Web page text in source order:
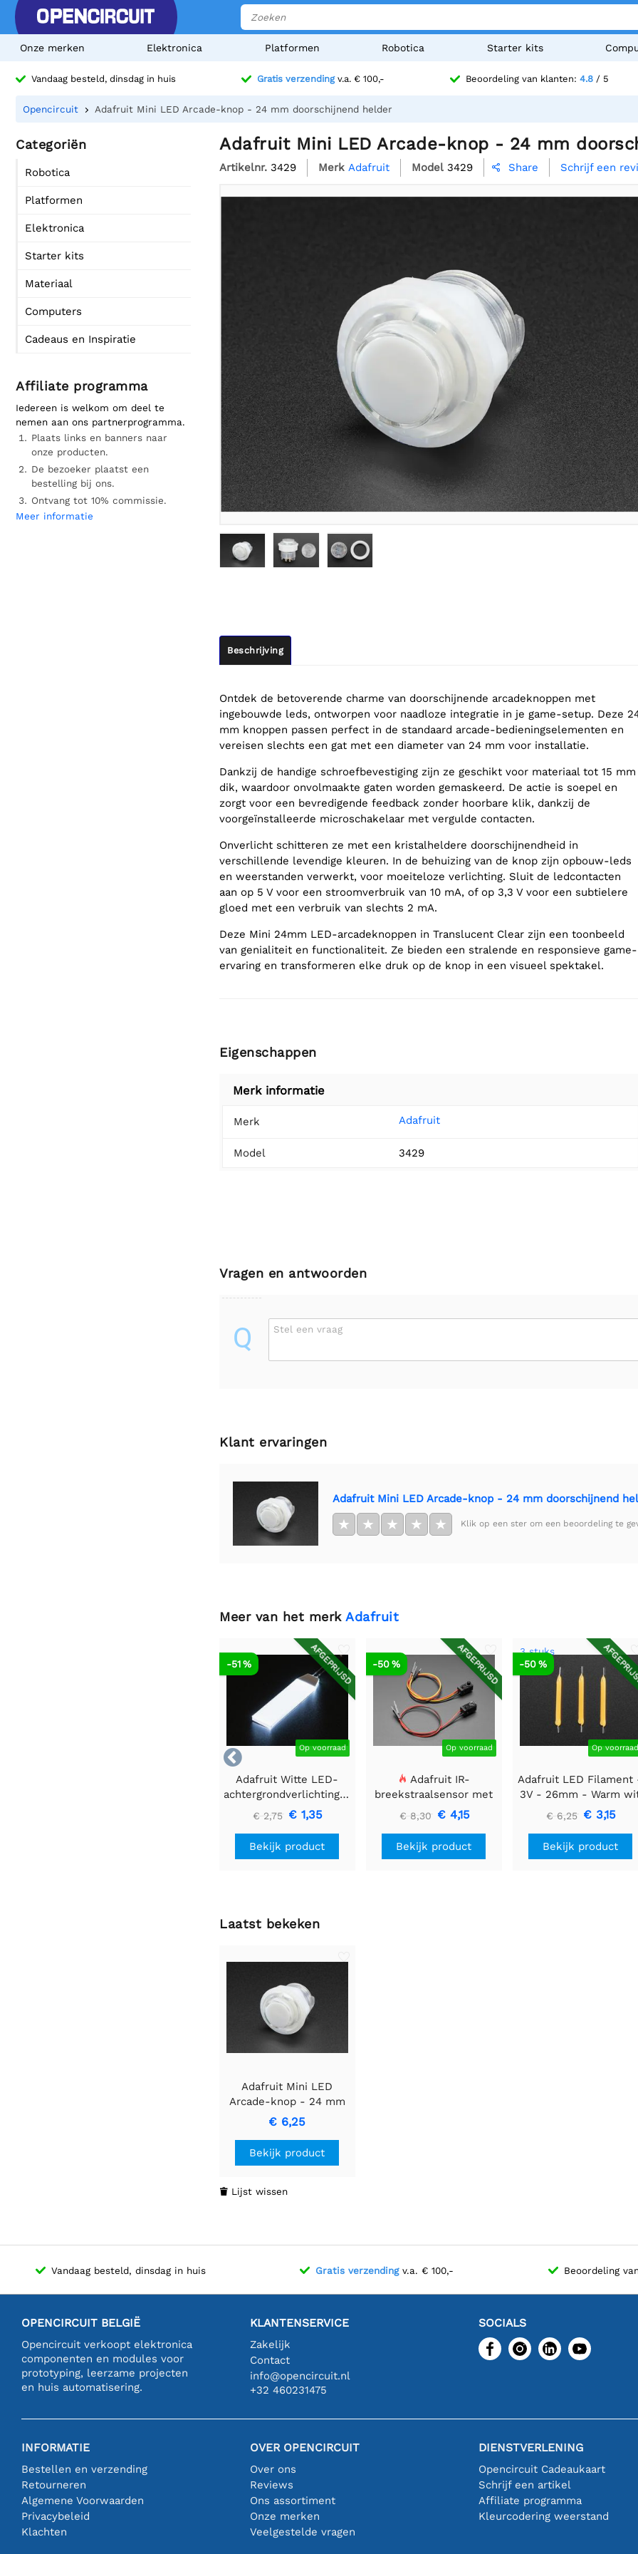
Onze merken Elektronica Platformen Robotica Starter kits
Vandaag besteld, dinsdag in huis Gratis verzendingv.a. € 100,- Beoordeling van klanten: 4.8 / 5
Opencircuit Adafruit Mini LED Arcade-knop - 24 mm doorschijnend helder
Categoriën
Robotica
Platformen
Elektronica
Starter kits
Materiaal
Computers
Cadeaus en Inspiratie
Affiliate programma
Iedereen is welkom om deel te
nemen aan ons partnerprogramma.
Plaats links en banners naar
onze producten.
De bezoeker plaatst een
bestelling bij ons.
Ontvang tot 10% commissie.
Meer informatie
Adafruit Mini LED Arcade-knop - 24 mm
Artikelnr. 3429 Merk Adafruit Model 3429  Share Schrijf een
Beschrijving
Ontdek de betoverende charme van doorschijnende arcadeknoppen met
ingebouwde leds, ontworpen voor naadloze integratie in je game-setup. Deze
mm knoppen passen perfect in de standaard arcade-bedieningselementen en
vereisen slechts een gat met een diameter van 24 mm voor installatie.
Dankzij de handige schroefbevestiging zijn ze geschikt voor materiaal tot 15 mm
dik, waardoor onvolmaakte gaten worden gemaskeerd. De actie is soepel en
zorgt voor een bevredigende feedback zonder hoorbare klik, dankzij de
voorgeïnstalleerde microschakelaar met vergulde contacten.
Onverlicht schitteren ze met een kristalheldere doorschijnendheid in
verschillende levendige kleuren. In de behuizing van de knop zijn opbouw-leds
en weerstanden verwerkt, voor moeiteloze verlichting. Sluit de ledcontacten
aan op 5 V voor een stroomverbruik van 10 mA, of op 3,3 V voor een subtielere
gloed met een verbruik van slechts 2 mA.
Deze Mini 24mm LED-arcadeknoppen in Translucent Clear zijn een toonbeeld
van genialiteit en functionaliteit. Ze bieden een stralende en responsieve game-
ervaring en transformeren elke druk op de knop in een visueel spektakel.
Eigenschappen
Merk informatie
Merk Adafruit
Model 3429
Vragen en antwoorden
Q Stel een vraag
Klant ervaringen
Adafruit Mini LED Arcade-knop - 24 mm doorschijnend
★ ★ ★ ★ ★ Klik op een ster om een beoordeling te
Meer van het merk Adafruit

AFGEPRIJSD
Op voorraad
-51 %
Adafruit Witte LED-
achtergrondverlichtingsmodule
- Klein 12 mm x 40 mm
€ 2,75 € 1,35
Bekijk product
AFGEPRIJSD
Op voorraad
-50 %
Adafruit IR-
breekstraalsensor met
premium draadheader
header einden - 5 mm
LED's
€ 8,30 € 4,15
Bekijk product
3 stuks
Op voorraad
-50 %
Adafruit LED Filament
3V - 26mm - Warm
- 3 stuks
€ 6,25 € 3,15
Bekijk product
Laatst bekeken
Adafruit Mini LED
Arcade-knop - 24 mm
doorschijnend helder
€ 6,25
Bekijk product
 Lijst wissen
Vandaag besteld, dinsdag in huis Gratis verzendingv.a. € 100,- Beoordeling
OPENCIRCUIT BELGIË
Opencircuit verkoopt elektronica
componenten en modules voor
prototyping, leerzame projecten
en huis automatisering.
KLANTENSERVICE
Zakelijk
Contact
info@opencircuit.nl
+32 460231475
SOCIALS
INFORMATIE
Bestellen en verzending
Retourneren
Algemene Voorwaarden
Privacybeleid
Klachten
OVER OPENCIRCUIT
Over ons
Reviews
Ons assortiment
Onze merken
Veelgestelde vragen
DIENSTVERLENING
Opencircuit Cadeaukaart
Schrijf een artikel
Affiliate programma
Kleurcodering weerstand